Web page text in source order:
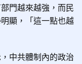
門越來越強，而民
顯，「這一點也越
中共體制內的政治